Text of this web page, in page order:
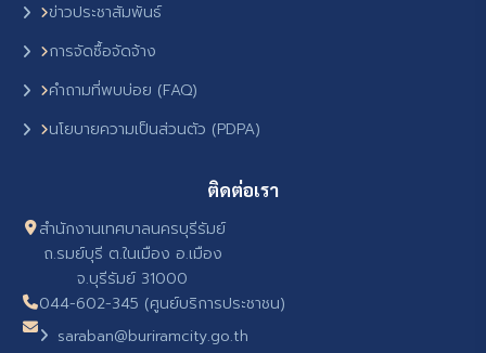
ข่าวประชาสัมพันธ์
การจัดซื้อจัดจ้าง
คำถามที่พบบ่อย (FAQ)
นโยบายความเป็นส่วนตัว (PDPA)
ติดต่อเรา
สำนักงานเทศบาลนครบุรีรัมย์
ถ.รมย์บุรี ต.ในเมือง อ.เมือง
จ.บุรีรัมย์ 31000
044-602-345 (ศูนย์บริการประชาชน)
saraban@buriramcity.go.th